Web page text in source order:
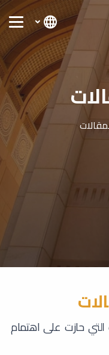
التي حازت على اهتمام